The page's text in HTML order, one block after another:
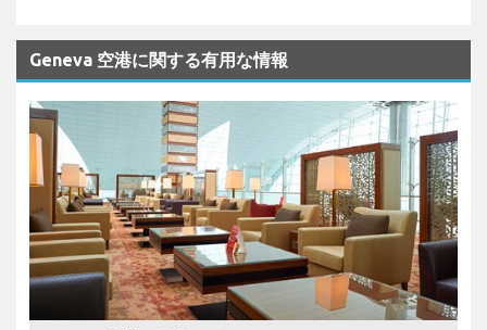
Geneva 空港に関する有用な情報